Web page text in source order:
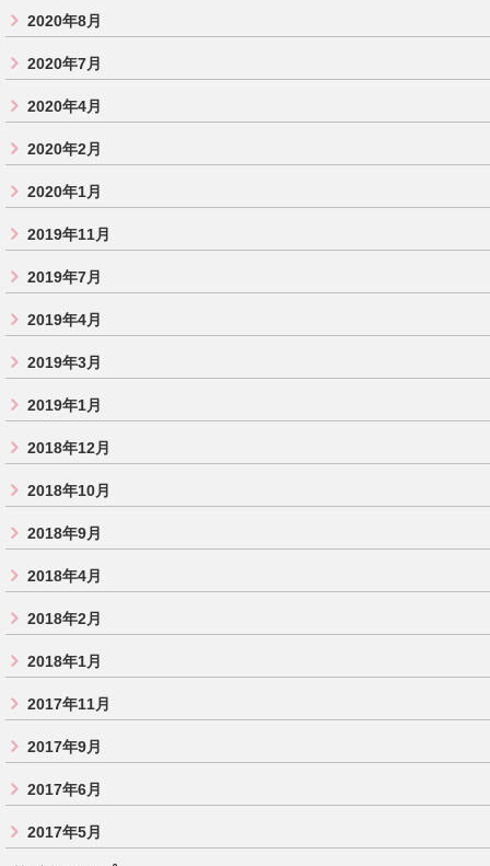
2020年8月
2020年7月
2020年4月
2020年2月
2020年1月
2019年11月
2019年7月
2019年4月
2019年3月
2019年1月
2018年12月
2018年10月
2018年9月
2018年4月
2018年2月
2018年1月
2017年11月
2017年9月
2017年6月
2017年5月